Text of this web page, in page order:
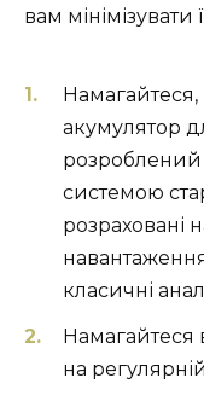
вам мінімізувати
акумулятор
розроблений
системою
розраховані
класичні
Намагайтеся
на